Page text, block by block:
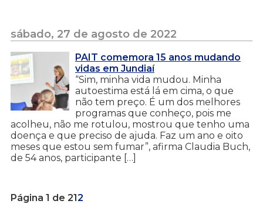
sábado, 27 de agosto de 2022
PAIT comemora 15 anos mudando
vidas em Jundiaí
“Sim, minha vida mudou. Minha
autoestima está lá em cima, o que
não tem preço. É um dos melhores
programas que conheço, pois me
acolheu, não me rotulou, mostrou que tenho uma
doença e que preciso de ajuda. Faz um ano e oito
meses que estou sem fumar”, afirma Claudia Buch,
de 54 anos, participante […]
Página 1 de 212